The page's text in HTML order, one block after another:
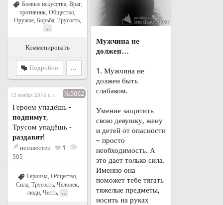
Боевые искусства, Враг,
противник, Общество,
Оружие, Борьба, Трусость,
...
Комменировать
Подробно ...
Мужчина не
должен…
1. Мужчина не
должен быть
слабаком.
Умение защитить
свою девушку, жену
и детей от опасности
– просто
необходимость. А
это дает только сила.
Именно она
поможет тебе тягать
тяжелые предметы,
носить на руках
15 ноября 2016 г. в 07:22№5062
Героем упадёшь -
поднимут,
Трусом упадёшь -
раздавят!
неизвестен 1
505
Героизм, Общество,
Сила, Трусость, Человек,
люди, Честь, ...